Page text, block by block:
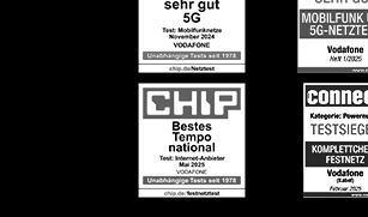
Black Week-Angebote
Informationen für Gerätehersteller
EU-Datenverordnung bei Vodafone
Jobs & Karriere
Vertriebspartner bei Vodafone
Vodafone Stiftung